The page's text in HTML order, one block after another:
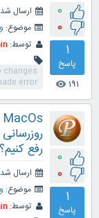
0
0
1
پاسخ
191
visibility
ارسال
موضوع:
توسط:
changes
error
0
0
1
پاسخ
رفع کنیم؟
ارسال
موضوع:
توسط: